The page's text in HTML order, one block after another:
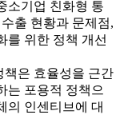
소기업 친화형 통
출 현황과 문제점,
를 위한 정책 개선
은 효율성을 근간
는 포용적 정책으
의 인센티브에 대